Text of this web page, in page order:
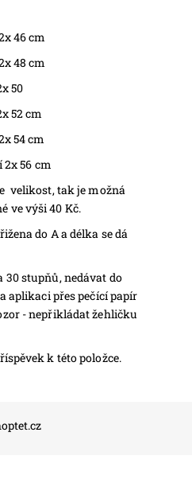
46 cm
48 cm
50
52 cm
54 cm
2x 56 cm
velikost, tak je možná
ve výši 40 Kč.
do A a délka se dá
30 stupňů, nedávat do
aplikaci přes pečící papír
- nepřikládat žehličku
k této položce.